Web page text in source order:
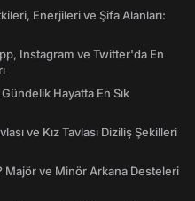
Enerjileri ve Şifa Alanları:
Instagram ve Twitter'da En
Hayatta En Sık
ve Kız Tavlası Diziliş Şekilleri
Majör ve Minör Arkana Desteleri